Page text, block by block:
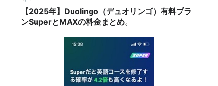
【2025年】Duolingo（デュオリンゴ）有料プラ
ンSuperとMAXの料金まとめ。